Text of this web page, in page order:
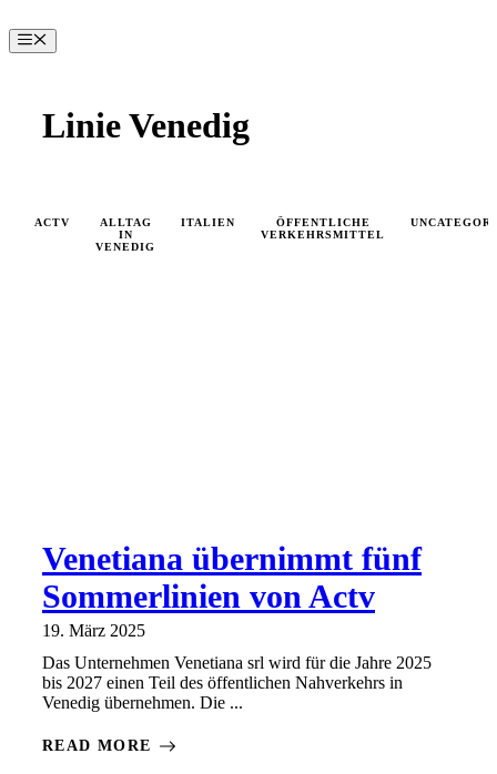
Inhalt
springen
Menü
Linie Venedig
ACTV
ALLTAG
IN
VENEDIG
ITALIEN
ÖFFENTLICHE
VERKEHRSMITTEL
Venetiana übernimmt fünf
Sommerlinien von Actv
19. März 2025
Das Unternehmen Venetiana srl wird für die Jahre 2025
bis 2027 einen Teil des öffentlichen Nahverkehrs in
Venedig übernehmen. Die ...
READ MORE